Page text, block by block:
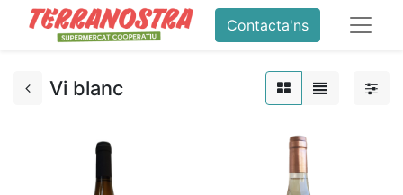
Contacta'ns
Vi blanc